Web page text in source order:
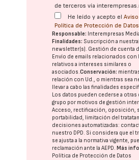
de terceros vía
He leído y acepto el
Política de Protección de Datos
Responsable: Interempresas
Finalidades: Suscripción a
newsletter(s). Gestión de cuenta
Envío de emails relacionados con
relativos a intereses similares o
asociados.Conservación:
relación con Ud., o mientras sea
llevar a cabo las finalidades
Los datos pueden cederse a otras
grupo por motivos de gestión
Acceso, rectificación, oposición,
portabilidad, limitación del
decisiones automatizadas:
nuestro DPD. Si considera que el
se ajusta a la normativa vigente,
reclamación ante laAEPD. Más
Política de Protección de Datos